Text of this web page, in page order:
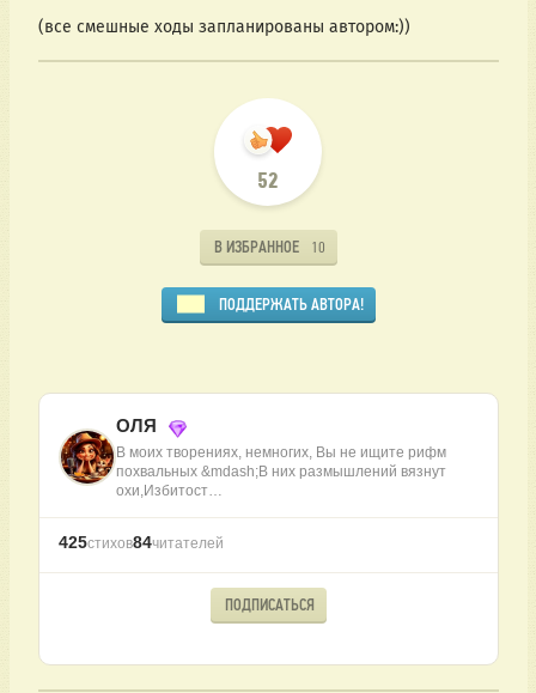
(все смешные ходы запланированы автором:))
52
В ИЗБРАННОЕ 10
ПОДДЕРЖАТЬ АВТОРА!
ОЛЯ
В моих творениях, немногих, Вы не ищите рифм
похвальных &mdash;В них размышлений вязнут
охи,Избитост…
425стихов84читателей
ПОДПИСАТЬСЯ